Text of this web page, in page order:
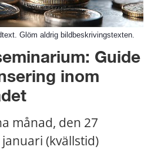
Glöm aldrig bildbeskrivingstexten.
Guide
inom
månad, den 27
(kvällstid)